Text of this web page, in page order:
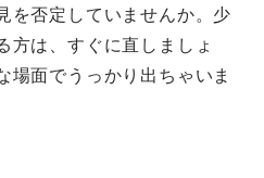
を否定していませんか。少
方は、すぐに直しましょ
場面でうっかり出ちゃいま